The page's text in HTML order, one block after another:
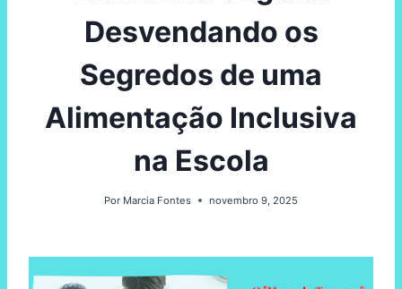
Desvendando os
Segredos de uma
Alimentação Inclusiva
na Escola
Por Marcia Fontes novembro 9, 2025